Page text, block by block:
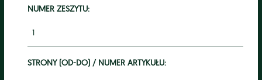
NUMER ZESZYTU:
1
STRONY (OD-DO) / NUMER ARTYKUŁU: